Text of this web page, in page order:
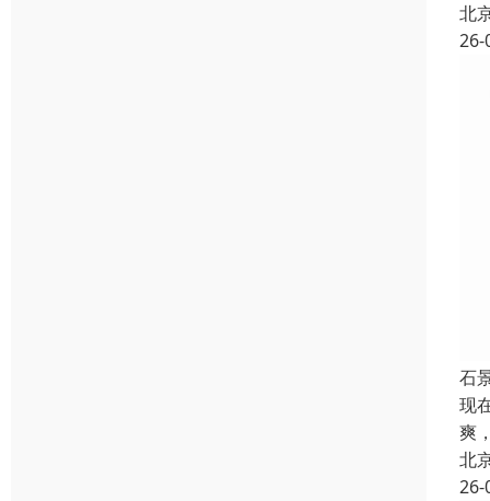
北
26-
石
现
爽
北
26-